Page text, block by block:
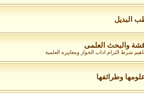
البديل
والبحث العلمى
شرط التزام اداب الحوار ومعاييره العلمية
وطرائفها